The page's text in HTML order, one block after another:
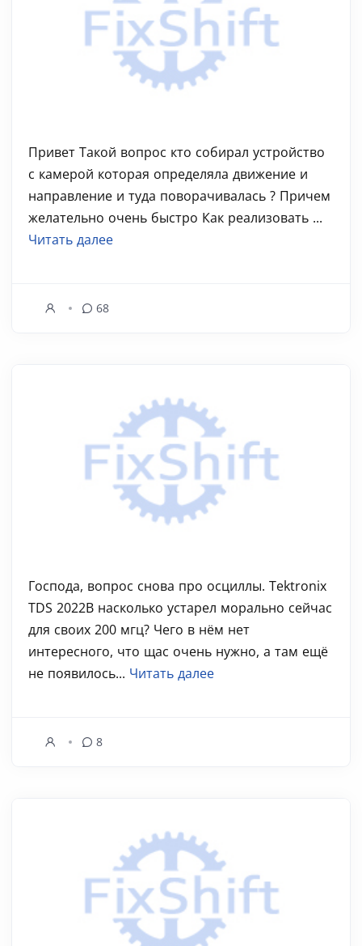
Привет Такой вопрос кто собирал устройство
с камерой которая определяла движение и
направление и туда поворачивалась ? Причем
желательно очень быстро Как реализовать ...
Читать далее
68
Господа, вопрос снова про осциллы. Tektronix
TDS 2022B насколько устарел морально сейчас
для своих 200 мгц? Чего в нём нет
интересного, что щас очень нужно, а там ещё
не появилось... Читать далее
8